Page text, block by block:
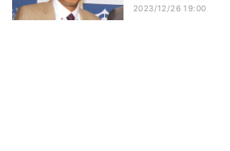
2023/12/26 19:00